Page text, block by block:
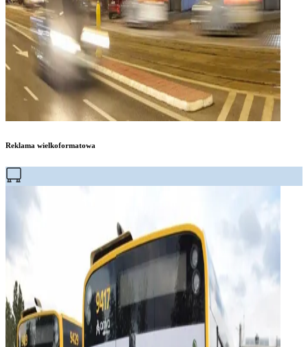
Reklama wielkoformatowa